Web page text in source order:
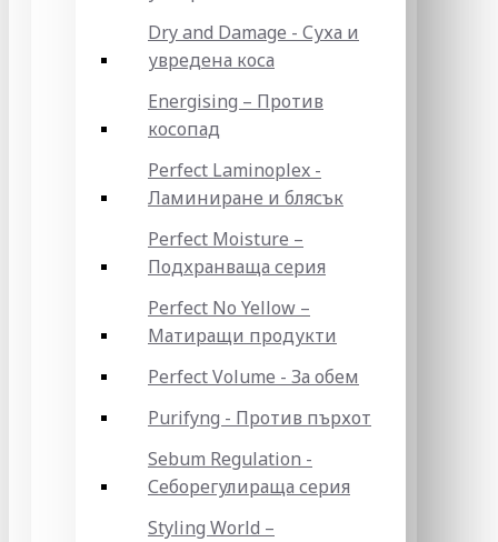
Dry and Damage - Суха и
увредена коса
Energising – Против
косопад
Perfect Laminoplex -
Ламиниране и блясък
Perfect Moisture –
Подхранваща серия
Perfect No Yellow –
Матиращи продукти
Perfect Volume - За обем
Purifyng - Против пърхот
Sebum Regulation -
Себорегулираща серия
Styling World –